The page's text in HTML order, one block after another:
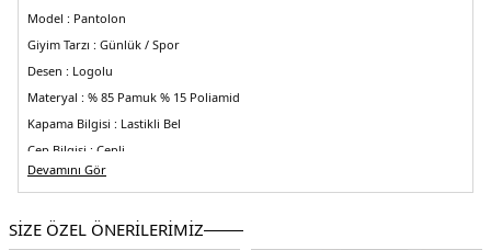
Model : Pantolon
Giyim Tarzı : Günlük / Spor
Desen : Logolu
Materyal : % 85 Pamuk % 15 Poliamid
Kapama Bilgisi : Lastikli Bel
Cep Bilgisi : Cepli
Kalıp Bilgisi :Straight Fit , Normal Bel , Düz Paça
Üretim Yeri :Banglades
Devamını Gör
SİZE ÖZEL ÖNERİLERİMİZ